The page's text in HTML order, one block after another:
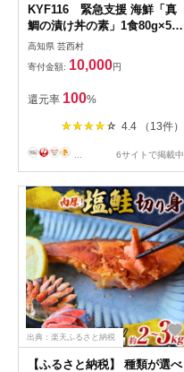
KYF116 緊急支援 海鮮「真
鯛の漬け丼の素」1食80g×5P
＋「マグロの漬け丼の素」1
食80g×5P《迷子の真鯛を食
べて応援 養殖生産業者応援プ
ロジェクト》応援 惣菜 冷凍
保存食 小分け 高知
高知県 芸西村
寄付金額: 10,000円
還元率 100%
4.4 （13件）
6サイトで掲載中
出典：楽天ふるさと納税
【ふるさと納税】 種類が選べ